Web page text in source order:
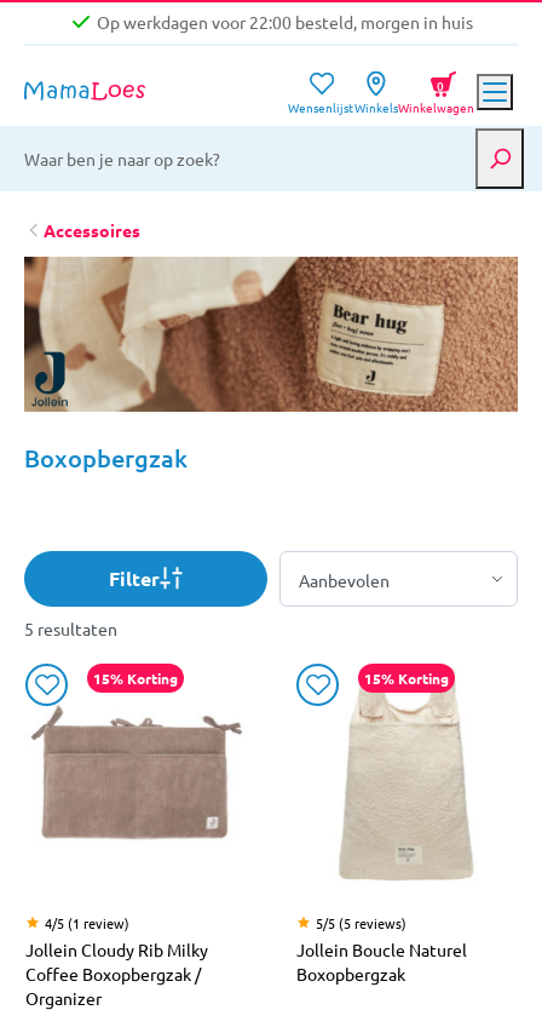
Op werkdagen voor 22:00 besteld, morgen in huis
Gratis verzending vanaf €39,-
Op werkdagen voor 22:00 besteld, morgen in huis
WensenlijstWinkelsWinkelwagen
0
Accessoires
Boxopbergzak
Filter
5 resultaten
15% Korting
4/5 (1 review)
Jollein Cloudy Rib Milky
Coffee Boxopbergzak /
Organizer
15% Korting
5/5 (5 reviews)
Jollein Boucle Naturel
Boxopbergzak